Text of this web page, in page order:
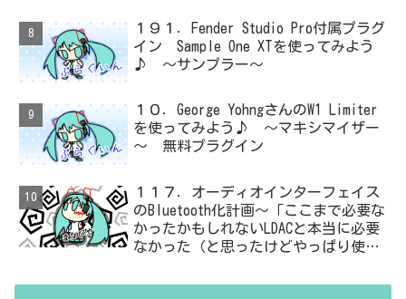
１９１．Fender Studio Pro付属プラグ
イン Sample One XTを使ってみよう
♪ ～サンプラー～
１０．George YohngさんのW1 Limiter
を使ってみよう♪ ～マキシマイザー
～ 無料プラグイン
１１７．オーディオインターフェイス
のBluetooth化計画～「ここまで必要な
かったかもしれないLDACと本当に必要
なかった（と思ったけどやっぱり使っ
無駄を重ねた結論はシンプルだった